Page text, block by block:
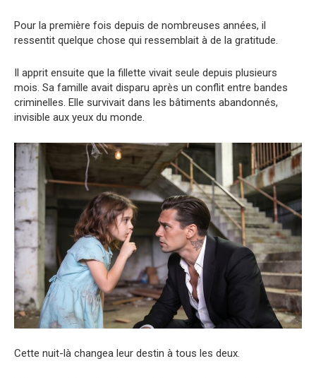
Pour la première fois depuis de nombreuses années, il
ressentit quelque chose qui ressemblait à de la gratitude.
Il apprit ensuite que la fillette vivait seule depuis plusieurs
mois. Sa famille avait disparu après un conflit entre bandes
criminelles. Elle survivait dans les bâtiments abandonnés,
invisible aux yeux du monde.
Cette nuit-là changea leur destin à tous les deux.